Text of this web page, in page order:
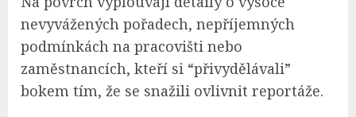
nevyvážených pořadech, nepříjemných
podmínkách na pracovišti nebo
zaměstnancích, kteří si “přivydělávali”
bokem tím, že se snažili ovlivnit reportáže.